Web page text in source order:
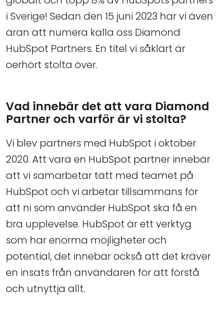
i Sverige! Sedan den 15 juni 2023 har vi även
äran att numera kalla oss Diamond
HubSpot Partners. En titel vi såklart är
oerhört stolta över.
Vad innebär det att vara Diamond
Partner och varför är vi stolta?
Vi blev partners med HubSpot i oktober
2020. Att vara en HubSpot partner innebär
att vi samarbetar tätt med teamet på
HubSpot och vi arbetar tillsammans för
att ni som använder HubSpot ska få en
bra upplevelse. HubSpot är ett verktyg
som har enorma möjligheter och
potential, det innebär också att det kräver
en insats från användaren för att förstå
och utnyttja allt.